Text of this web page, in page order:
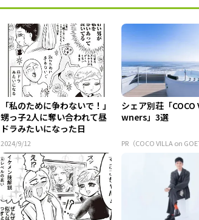
「私のために争わないで！」
甥っ子2人に奪い合われて昼
ドラみたいになった日
2024/9/12
シェア別荘「COCO
wners」3選
PR（COCO VILLA on